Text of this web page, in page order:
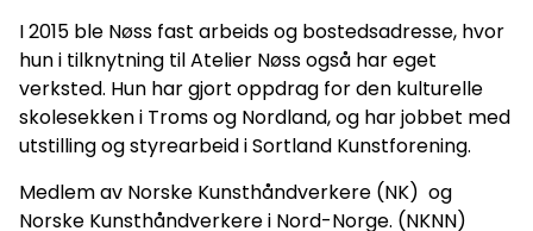
I 2015 ble Nøss fast arbeids og bostedsadresse, hvor
hun i tilknytning til Atelier Nøss også har eget
verksted. Hun har gjort oppdrag for den kulturelle
skolesekken i Troms og Nordland, og har jobbet med
utstilling og styrearbeid i Sortland Kunstforening.
Medlem av Norske Kunsthåndverkere (NK) og
Norske Kunsthåndverkere i Nord-Norge. (NKNN)